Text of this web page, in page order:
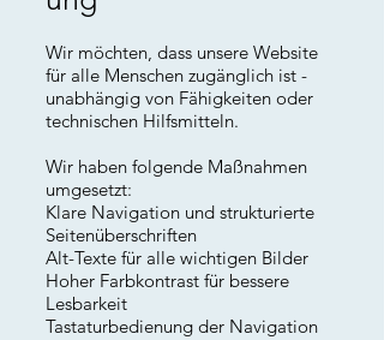
Wir möchten, dass unsere Website
für alle Menschen zugänglich ist -
unabhängig von Fähigkeiten oder
technischen Hilfsmitteln.
Wir haben folgende Maßnahmen
umgesetzt:
Klare Navigation und strukturierte
Seitenüberschriften
Alt-Texte für alle wichtigen Bilder
Hoher Farbkontrast für bessere
Lesbarkeit
Tastaturbedienung der Navigation